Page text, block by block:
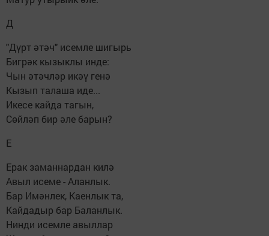
Д
"Дүрт әтәч" исемле шигырь
Бигрәк кызыклы инде:
Чын әтәчләр икәү генә
Кызып талаша иде...
Икесе кайда тагын,
Сөйләп бир әле барын?
Е
Ерак заманнардан килә
Авыл исеме - Аланлык.
Бар Имәнлек, Каенлык та,
Кайдадыр бар Баланлык.
Нинди исемле авыллар